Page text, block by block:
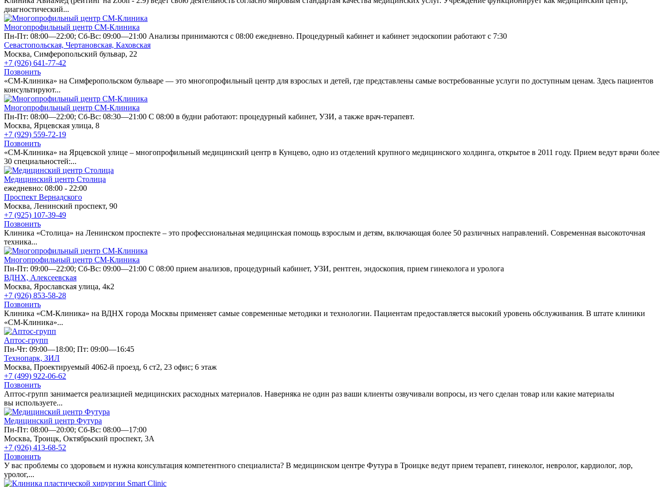
диагностический...
Многопрофильный центр СМ-Клиника
Пн-Пт: 08:00—22:00; Сб-Вс: 09:00—21:00 Анализы принимаются с 08:00 ежедневно. Процедурный кабинет и кабинет эндоскопии работают с 7:30
Севастопольская, Чертановская, Каховская
Москва, Симферопольский бульвар, 22
+7 (926) 641-77-42
Позвонить
«СМ-Клиника» на Симферопольском бульваре — это многопрофильный центр для взрослых и детей, где представлены самые востребованные услуги по доступным ценам. Здесь пациентов
консультируют...
Многопрофильный центр СМ-Клиника
Пн-Пт: 08:00—22:00; Сб-Вс: 08:30—21:00 С 08:00 в будни работают: процедурный кабинет, УЗИ, а также врач-терапевт.
Москва, Ярцевская улица, 8
+7 (929) 559-72-19
Позвонить
«СМ-Клиника» на Ярцевской улице – многопрофильный медицинский центр в Кунцево, одно из отделений крупного медицинского холдинга, открытое в 2011 году. Прием ведут врачи более
30 специальностей:...
Медицинский центр Столица
ежедневно: 08:00 - 22:00
Проспект Вернадского
Москва, Ленинский проспект, 90
+7 (925) 107-39-49
Позвонить
Клиника «Столица» на Ленинском проспекте – это профессиональная медицинская помощь взрослым и детям, включающая более 50 различных направлений. Современная высокоточная
техника...
Многопрофильный центр СМ-Клиника
Пн-Пт: 09:00—22:00; Сб-Вс: 09:00—21:00 С 08:00 прием анализов, процедурный кабинет, УЗИ, рентген, эндоскопия, прием гинеколога и уролога
ВДНХ, Алексеевская
Москва, Ярославская улица, 4к2
+7 (926) 853-58-28
Позвонить
Клиника «СМ-Клиника» на ВДНХ города Москвы применяет самые современные методики и технологии. Пациентам предоставляется высокий уровень обслуживания. В штате клиники
«СМ-Клиника»...
Аптос-групп
Пн-Чт: 09:00—18:00; Пт: 09:00—16:45
Технопарк, ЗИЛ
Москва, Проектируемый 4062-й проезд, 6 ст2, 23 офис; 6 этаж
+7 (499) 922-06-62
Позвонить
Аптос-групп занимается реализацией медицинских расходных материалов. Наверняка не один раз ваши клиенты озвучивали вопросы, из чего сделан товар или какие материалы
вы используете...
Медицинский центр Футура
Пн-Пт: 08:00—20:00; Сб-Вс: 08:00—17:00
Москва, Троицк, Октябрьский проспект, 3А
+7 (926) 413-68-52
Позвонить
У вас проблемы со здоровьем и нужна консультация компетентного специалиста? В медицинском центре Футура в Троицке ведут прием терапевт, гинеколог, невролог, кардиолог, лор,
уролог,...